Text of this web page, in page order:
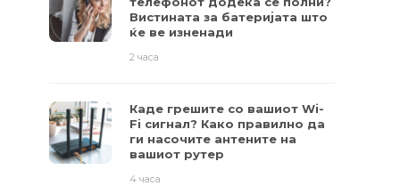
Вистината за батеријата што
ќе ве изненади
2 часа
Каде грешите со вашиот Wi-
Fi сигнал? Како правилно да
ги насочите антените на
вашиот рутер
4 часа